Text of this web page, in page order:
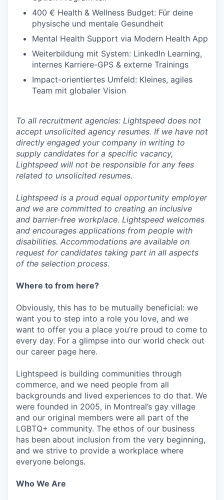
400 € Health & Wellness Budget: Für deine
physische und mentale Gesundheit
Mental Health Support via Modern Health App
Weiterbildung mit System: LinkedIn Learning,
internes Karriere-GPS & externe Trainings
Impact-orientiertes Umfeld: Kleines, agiles
Team mit globaler Vision
To all recruitment agencies: Lightspeed does not
accept unsolicited agency resumes. If we have not
directly engaged your company in writing to
supply candidates for a specific vacancy,
Lightspeed will not be responsible for any fees
related to unsolicited resumes.
Lightspeed is a proud equal opportunity employer
and we are committed to creating an inclusive
and barrier-free workplace. Lightspeed welcomes
and encourages applications from people with
disabilities. Accommodations are available on
request for candidates taking part in all aspects
of the selection process.
Where to from here?
Obviously, this has to be mutually beneficial: we
want you to step into a role you love, and we
want to offer you a place you’re proud to come to
every day. For a glimpse into our world check out
our career page here.
Lightspeed is building communities through
commerce, and we need people from all
backgrounds and lived experiences to do that. We
were founded in 2005, in Montreal’s gay village
and our original members were all part of the
LGBTQ+ community. The ethos of our business
has been about inclusion from the very beginning,
and we strive to provide a workplace where
everyone belongs.
Who We Are